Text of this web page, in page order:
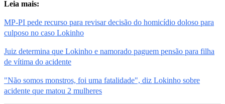
Leia mais:
MP-PI pede recurso para revisar decisão do homicídio doloso para
culposo no caso Lokinho
Juiz determina que Lokinho e namorado paguem pensão para filha
de vítima do acidente
"Não somos monstros, foi uma fatalidade", diz Lokinho sobre
acidente que matou 2 mulheres